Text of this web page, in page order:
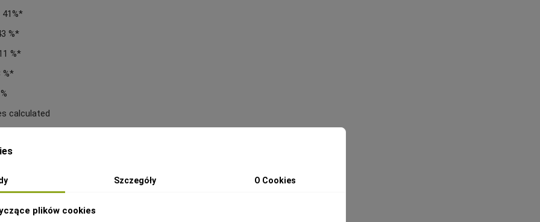
41%*
%*
%*
%*
calculated
| *
zmianom sezonowym • Natural
changes • Natürliche Produkte •
auftreten • Натуральный
Szczegóły O Cookies
plików cookies